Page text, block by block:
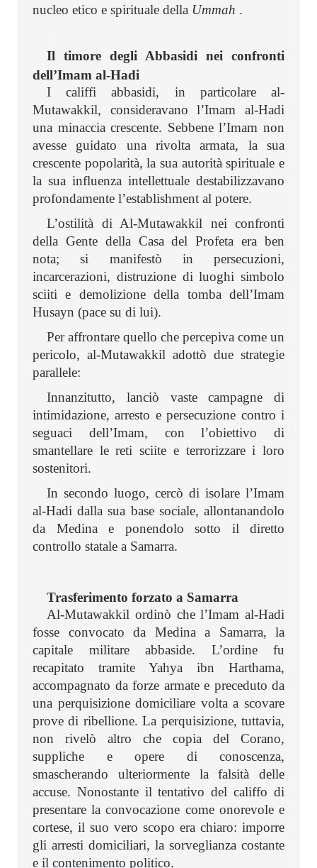
nucleo etico e spirituale della Ummah .
Il timore degli Abbasidi nei confronti
dell’Imam al-Hadi
I califfi abbasidi, in particolare al-
Mutawakkil, consideravano l’Imam al-Hadi
una minaccia crescente. Sebbene l’Imam non
avesse guidato una rivolta armata, la sua
crescente popolarità, la sua autorità spirituale e
la sua influenza intellettuale destabilizzavano
profondamente l’establishment al potere.
L’ostilità di Al-Mutawakkil nei confronti
della Gente della Casa del Profeta era ben
nota; si manifestò in persecuzioni,
incarcerazioni, distruzione di luoghi simbolo
sciiti e demolizione della tomba dell’Imam
Husayn (pace su di lui).
Per affrontare quello che percepiva come un
pericolo, al-Mutawakkil adottò due strategie
parallele:
Innanzitutto, lanciò vaste campagne di
intimidazione, arresto e persecuzione contro i
seguaci dell’Imam, con l’obiettivo di
smantellare le reti sciite e terrorizzare i loro
sostenitori.
In secondo luogo, cercò di isolare l’Imam
al-Hadi dalla sua base sociale, allontanandolo
da Medina e ponendolo sotto il diretto
controllo statale a Samarra.
Trasferimento forzato a Samarra
Al-Mutawakkil ordinò che l’Imam al-Hadi
fosse convocato da Medina a Samarra, la
capitale militare abbaside. L’ordine fu
recapitato tramite Yahya ibn Harthama,
accompagnato da forze armate e preceduto da
una perquisizione domiciliare volta a scovare
prove di ribellione. La perquisizione, tuttavia,
non rivelò altro che copia del Corano,
suppliche e opere di conoscenza,
smascherando ulteriormente la falsità delle
accuse. Nonostante il tentativo del califfo di
presentare la convocazione come onorevole e
cortese, il suo vero scopo era chiaro: imporre
gli arresti domiciliari, la sorveglianza costante
e il contenimento politico.